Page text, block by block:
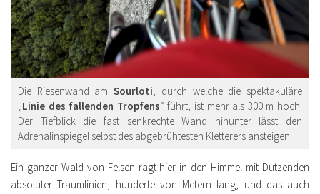
Die Riesenwand amSourloti, durch welche die spektakuläre
„Linie des fallenden Tropfens“ führt, ist mehr als 300 m hoch.
Der Tiefblick die fast senkrechte Wand hinunter lässt den
Adrenalinspiegel selbst des abgebrühtesten Kletterers ansteigen.
Ein ganzer Wald von Felsen ragt hier in den Himmel mit Dutzenden
absoluter Traumlinien, hunderte von Metern lang, und das auch